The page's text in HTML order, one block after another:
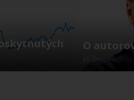
O
Jiří Šimon